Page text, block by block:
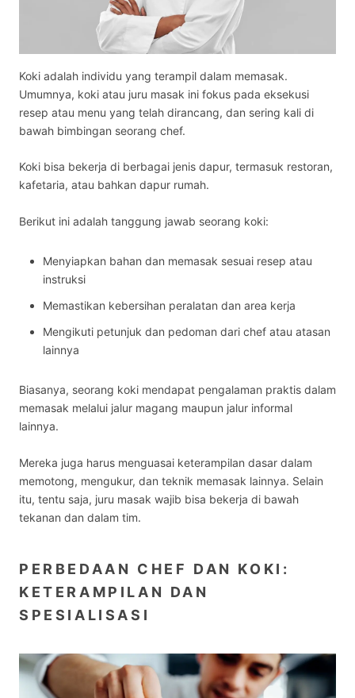
Koki adalah individu yang terampil dalam memasak.
Umumnya, koki atau juru masak ini fokus pada eksekusi
resep atau menu yang telah dirancang, dan sering kali di
bawah bimbingan seorang chef.
Koki bisa bekerja di berbagai jenis dapur, termasuk restoran,
kafetaria, atau bahkan dapur rumah.
Berikut ini adalah tanggung jawab seorang koki:
Menyiapkan bahan dan memasak sesuai resep atau
instruksi
Memastikan kebersihan peralatan dan area kerja
Mengikuti petunjuk dan pedoman dari chef atau atasan
lainnya
Biasanya, seorang koki mendapat pengalaman praktis dalam
memasak melalui jalur magang maupun jalur informal
lainnya.
Mereka juga harus menguasai keterampilan dasar dalam
memotong, mengukur, dan teknik memasak lainnya. Selain
itu, tentu saja, juru masak wajib bisa bekerja di bawah
tekanan dan dalam tim.
PERBEDAAN CHEF DAN KOKI:
KETERAMPILAN DAN
SPESIALISASI